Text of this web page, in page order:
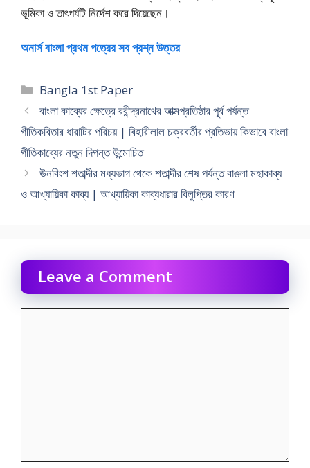
ভূমিকা ও তাৎপর্যটি নির্দেশ করে দিয়েছেন।
অনার্স বাংলা প্রথম পত্রের সব প্রশ্ন উত্তর
Categories
Bangla 1st Paper
বাংলা কাব্যের ক্ষেত্রে রবীন্দ্রনাথের আত্মপ্রতিষ্ঠার পূর্ব পর্যন্ত
গীতিকবিতার ধারাটির পরিচয় | বিহারীলাল চক্রবর্তীর প্রতিভায় কিভাবে বাংলা
গীতিকাব্যের নতুন দিগন্ত উন্মােচিত
ঊনবিংশ শতাব্দীর মধ্যভাগ থেকে শতাব্দীর শেষ পর্যন্ত বাঙলা মহাকাব্য
ও আখ্যায়িকা কাব্য | আখ্যায়িকা কাব্যধারার বিলুপ্তির কারণ
Leave a Comment